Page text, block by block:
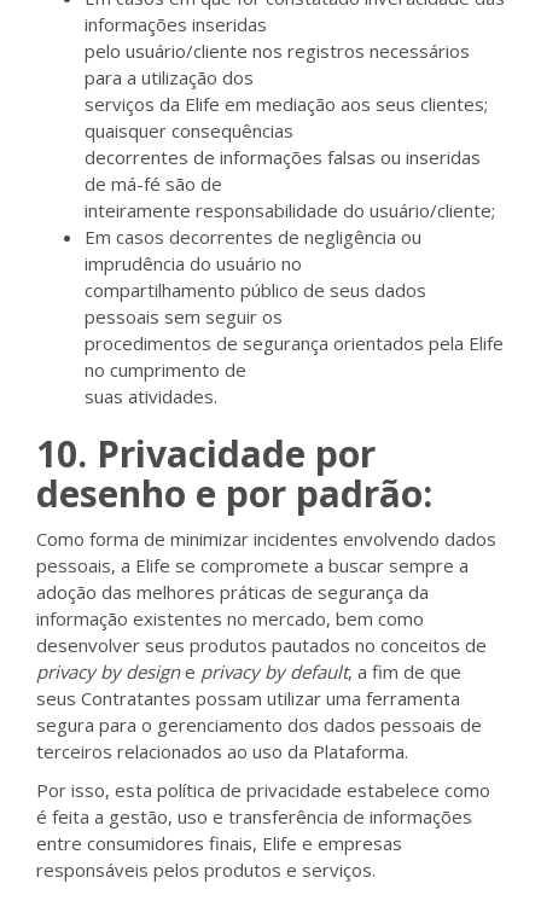
informações inseridas
pelo usuário/cliente nos registros necessários
para a utilização dos
serviços da Elife em mediação aos seus clientes;
quaisquer consequências
decorrentes de informações falsas ou inseridas
de má-fé são de
inteiramente responsabilidade do usuário/cliente;
Em casos decorrentes de negligência ou
imprudência do usuário no
compartilhamento público de seus dados
pessoais sem seguir os
procedimentos de segurança orientados pela Elife
no cumprimento de
suas atividades.
10. Privacidade por
desenho e por padrão:
Como forma de minimizar incidentes envolvendo dados
pessoais, a Elife se compromete a buscar sempre a
adoção das melhores práticas de segurança da
informação existentes no mercado, bem como
desenvolver seus produtos pautados no conceitos de
privacy by designe privacy by default, a fim de que
seus Contratantes possam utilizar uma ferramenta
segura para o gerenciamento dos dados pessoais de
terceiros relacionados ao uso da Plataforma.
Por isso, esta política de privacidade estabelece como
é feita a gestão, uso e transferência de informações
entre consumidores finais, Elife e empresas
responsáveis pelos produtos e serviços.